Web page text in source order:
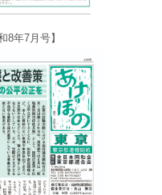
8年7月号】